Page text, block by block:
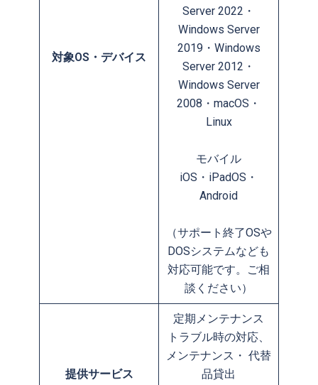
対象OS・デバイス
Server 2022・
Windows Server
2019・Windows
Server 2012・
Windows Server
2008・macOS・
Linux
モバイル
iOS・iPadOS・
Android
（サポート終了OSや
DOSシステムなども
対応可能です。ご相
談ください）
提供サービス
定期メンテナンス
トラブル時の対応、
メンテナンス・ 代替
品貸出